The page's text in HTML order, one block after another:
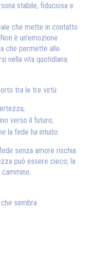
stabile, fiduciosa e
che mette in contatto
è un'emozione
che permette alle
nella vita quotidiana.
tra le tre virtù:
verso il futuro;
la fede ha intuito.
senza amore rischia
può essere cieco; la
sembra